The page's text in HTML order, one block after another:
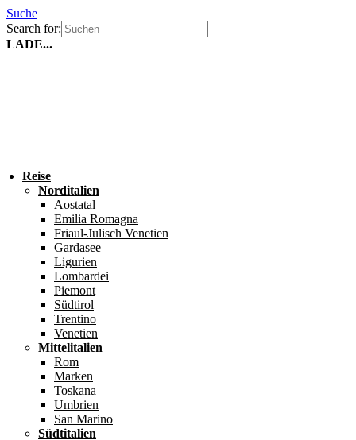
Suche
Search for:
LADE...
Reise
Norditalien
Aostatal
Emilia Romagna
Friaul-Julisch Venetien
Gardasee
Ligurien
Lombardei
Piemont
Südtirol
Trentino
Venetien
Mittelitalien
Rom
Marken
Toskana
Umbrien
San Marino
Südtitalien